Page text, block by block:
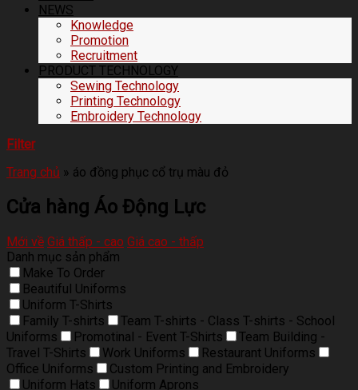
NEWS
Knowledge
Promotion
Recruitment
PRODUCT TECHNOLOGY
Sewing Technology
Printing Technology
Embroidery Technology
Filter
Trang chủ » áo đồng phục cổ trụ màu đỏ
Cửa hàng Áo Động Lực
Mới về Giá thấp - cao Giá cao - thấp
Danh mục sản phẩm
Make To Order
Beautiful Uniforms
Uniform T-Shirts
Family T-shirts
Team T-shirts - Class T-shirts - School
Uniforms
Promotinal - Event T-Shirts
Team Building -
Travel T-Shirts
Work Uniforms
Restaurant Uniforms
Office Uniforms
Custom Printing and Embroidery
Uniform Hats
Uniform Aprons